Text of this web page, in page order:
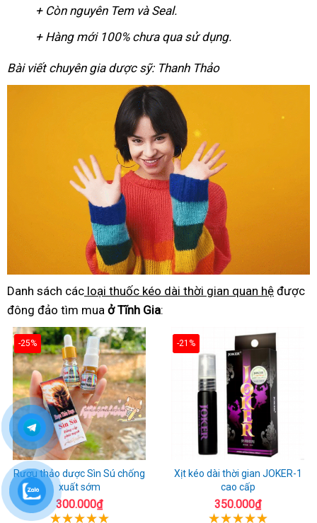
+ Còn nguyên Tem và Seal.
+ Hàng mới 100% chưa qua sử dụng.
Bài viết chuyên gia dược sỹ: Thanh Thảo
Danh sách các loại thuốc kéo dài thời gian quan hệ được
đông đảo tìm mua ở Tĩnh Gia:
-25%
Rượu thảo dược Sìn Sú chống
xuất sớm
300.000₫
-21%
Xịt kéo dài thời gian JOKER-1
cao cấp
350.000₫